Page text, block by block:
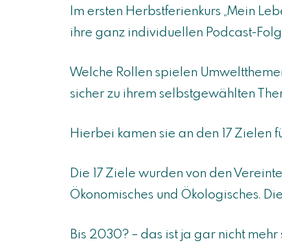
Im ersten Herbstferienkurs „Mein
ihre ganz individuellen Podcast-
Welche Rollen spielen
sicher zu ihrem selbstgewählten
Hierbei kamen sie an den 17 Zielen
Die 17 Ziele wurden von den
Ökonomisches und Ökologisches.
Bis 2030? – das ist ja gar nicht